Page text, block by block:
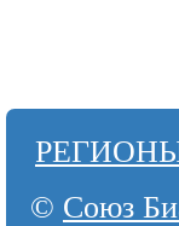
© Союз